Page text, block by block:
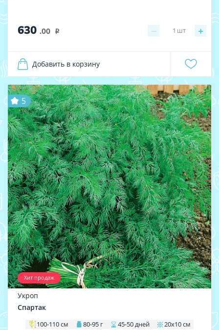
630 .00 i − +
1 шт
Добавить в корзину
Хит продаж
5
Укроп
Спартак
100-110 см 80-95 г 45-50 дней 20х10 см